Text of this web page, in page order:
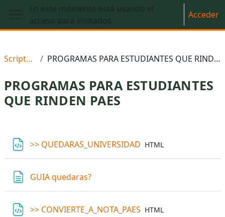
Salta al contenido principal
Panel lateral
En este momento está usando el
acceso para invitados
Acceder
Scriptedu PROGRAMAS PARA ESTUDIANTES QUE RINDEN PAES
PROGRAMAS PARA ESTUDIANTES
QUE RINDEN PAES
>> QUEDARAS_UNIVERSIDAD Archivo
HTML
GUIA quedaras?Página
>> CONVIERTE_A_NOTA_PAES Archivo
HTML